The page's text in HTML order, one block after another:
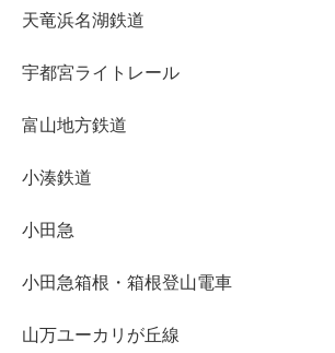
天竜浜名湖鉄道
宇都宮ライトレール
富山地方鉄道
小湊鉄道
小田急
小田急箱根・箱根登山電車
山万ユーカリが丘線